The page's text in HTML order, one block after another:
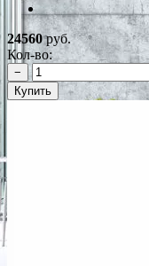
24560руб.
Кол-во:
−
Купить